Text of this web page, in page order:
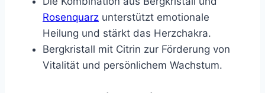
Rosenquarz unterstützt emotionale
Heilung und stärkt das Herzchakra.
Bergkristall mit Citrin zur Förderung von
Vitalität und persönlichem Wachstum.